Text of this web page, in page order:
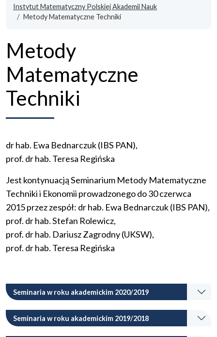
Instytut Matematyczny Polskiej Akademii Nauk
Metody Matematyczne Techniki
Metody
Matematyczne
Techniki
dr hab. Ewa Bednarczuk (IBS PAN),
prof. dr hab. Teresa Regińska
Jest kontynuacją Seminarium Metody Matematyczne
Techniki i Ekonomii prowadzonego do 30 czerwca
2015 przez zespół: dr hab. Ewa Bednarczuk (IBS PAN),
prof. dr hab. Stefan Rolewicz,
prof. dr hab. Dariusz Zagrodny (UKSW),
prof. dr hab. Teresa Regińska
Seminaria w roku akademickim 2020/2019
Seminaria w roku akademickim 2019/2018